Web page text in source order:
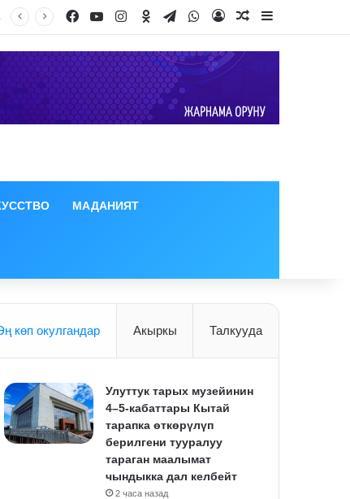
Facebook
YouTubeInstagram
Odnoklassniki
TelegramWhatsApp
Log InRandom Article
Sidebar
МАДАНИЯТ
көп окулгандар Акыркы Талкууда
Улуттук тарых музейинин
4–5-кабаттары Кытай
тарапка өткөрүлүп
берилгени тууралуу
тараган маалымат
чындыкка дал келбейт
2 часа назад